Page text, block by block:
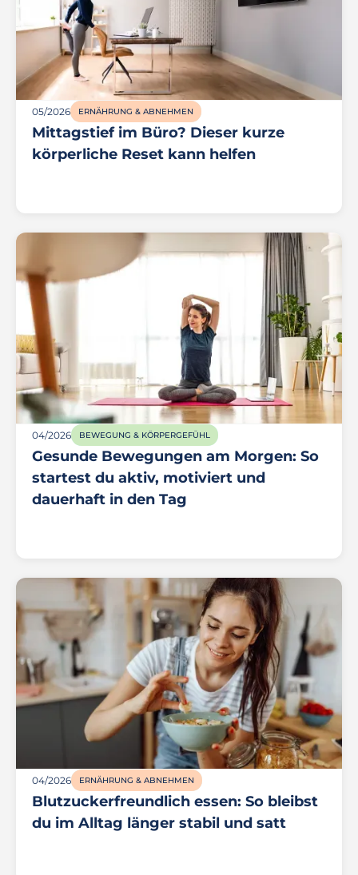
05/2026 ERNÄHRUNG & ABNEHMEN
Mittagstief im Büro? Dieser kurze
körperliche Reset kann helfen
04/2026 BEWEGUNG & KÖRPERGEFÜHL
Gesunde Bewegungen am Morgen: So
startest du aktiv, motiviert und
dauerhaft in den Tag
04/2026 ERNÄHRUNG & ABNEHMEN
Blutzuckerfreundlich essen: So bleibst
du im Alltag länger stabil und satt